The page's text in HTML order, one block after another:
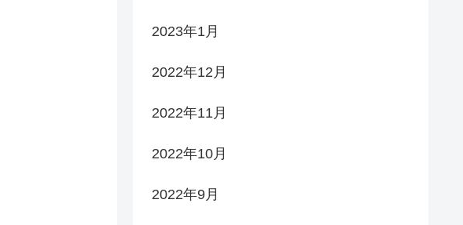
2023年1月
2022年12月
2022年11月
2022年10月
2022年9月